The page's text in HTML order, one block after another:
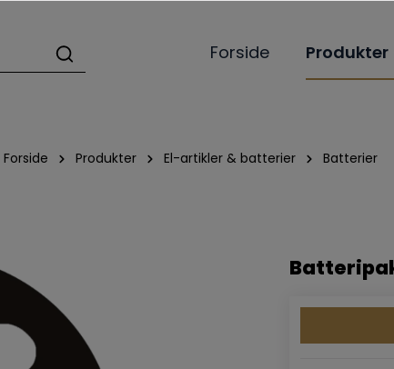
Forside Produkter
Forside Produkter El-artikler & batterier Batterier